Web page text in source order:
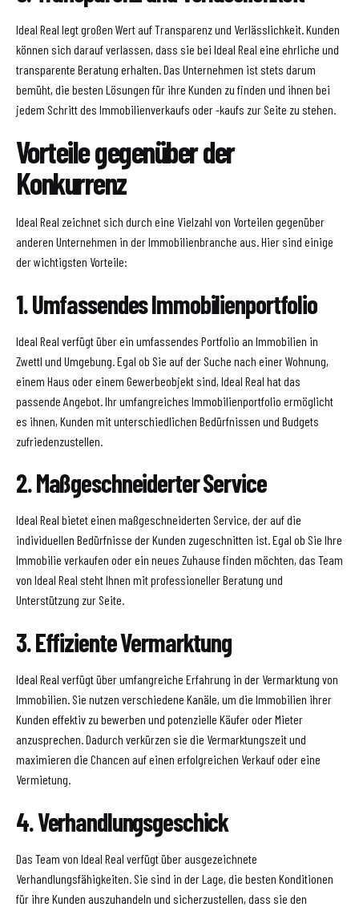
Ideal Real legt großen Wert auf Transparenz und Verlässlichkeit. Kunden
können sich darauf verlassen, dass sie bei Ideal Real eine ehrliche und
transparente Beratung erhalten. Das Unternehmen ist stets darum
bemüht, die besten Lösungen für ihre Kunden zu finden und ihnen bei
jedem Schritt des Immobilienverkaufs oder -kaufs zur Seite zu stehen.
Vorteile gegenüber der
Konkurrenz
Ideal Real zeichnet sich durch eine Vielzahl von Vorteilen gegenüber
anderen Unternehmen in der Immobilienbranche aus. Hier sind einige
der wichtigsten Vorteile:
1. Umfassendes Immobilienportfolio
Ideal Real verfügt über ein umfassendes Portfolio an Immobilien in
Zwettl und Umgebung. Egal ob Sie auf der Suche nach einer Wohnung,
einem Haus oder einem Gewerbeobjekt sind, Ideal Real hat das
passende Angebot. Ihr umfangreiches Immobilienportfolio ermöglicht
es ihnen, Kunden mit unterschiedlichen Bedürfnissen und Budgets
zufriedenzustellen.
2. Maßgeschneiderter Service
Ideal Real bietet einen maßgeschneiderten Service, der auf die
individuellen Bedürfnisse der Kunden zugeschnitten ist. Egal ob Sie Ihre
Immobilie verkaufen oder ein neues Zuhause finden möchten, das Team
von Ideal Real steht Ihnen mit professioneller Beratung und
Unterstützung zur Seite.
3. Effiziente Vermarktung
Ideal Real verfügt über umfangreiche Erfahrung in der Vermarktung von
Immobilien. Sie nutzen verschiedene Kanäle, um die Immobilien ihrer
Kunden effektiv zu bewerben und potenzielle Käufer oder Mieter
anzusprechen. Dadurch verkürzen sie die Vermarktungszeit und
maximieren die Chancen auf einen erfolgreichen Verkauf oder eine
Vermietung.
4. Verhandlungsgeschick
Das Team von Ideal Real verfügt über ausgezeichnete
Verhandlungsfähigkeiten. Sie sind in der Lage, die besten Konditionen
für ihre Kunden auszuhandeln und sicherzustellen, dass sie den